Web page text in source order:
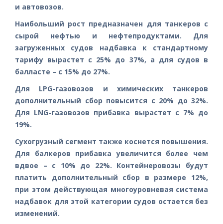
и автовозов.
Наибольший рост предназначен для танкеров с
сырой нефтью и нефтепродуктами. Для
загруженных судов надбавка к стандартному
тарифу вырастет с 25% до 37%, а для судов в
балласте – с 15% до 27%.
Для LPG-газовозов и химических танкеров
дополнительный сбор повысится с 20% до 32%.
Для LNG-газовозов прибавка вырастет с 7% до
19%.
Сухогрузный сегмент также коснется повышения.
Для балкеров прибавка увеличится более чем
вдвое – с 10% до 22%. Контейнеровозы будут
платить дополнительный сбор в размере 12%,
при этом действующая многоуровневая система
надбавок для этой категории судов остается без
изменений.